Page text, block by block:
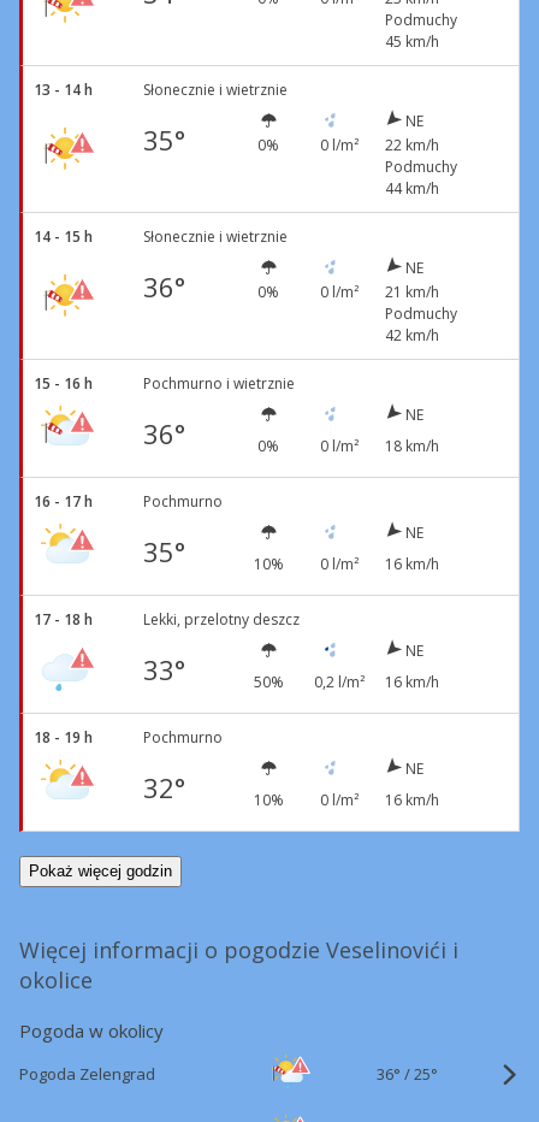
Podmuchy
45 km/h
13 - 14 h Słonecznie i wietrznie
35° 0% 0 l/m²
NE
22 km/h
Podmuchy
44 km/h
14 - 15 h Słonecznie i wietrznie
36° 0% 0 l/m²
NE
21 km/h
Podmuchy
42 km/h
15 - 16 h Pochmurno i wietrznie
36° 0% 0 l/m²
NE
18 km/h
16 - 17 h Pochmurno
35° 10% 0 l/m²
NE
16 km/h
17 - 18 h Lekki, przelotny deszcz
33° 50% 0,2 l/m²
NE
16 km/h
18 - 19 h Pochmurno
32° 10% 0 l/m²
NE
16 km/h
Pokaż więcej godzin
Więcej informacji o pogodzie Veselinovići i
okolice
Pogoda w okolicy
Pogoda Zelengrad 36° /25°